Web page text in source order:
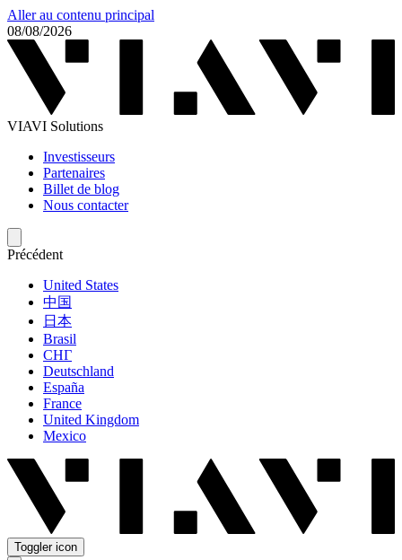
Aller au contenu principal
08/08/2026
VIAVI Solutions
Investisseurs
Partenaires
Billet de blog
Nous contacter
Précédent
United States
中国
日本
Brasil
СНГ
Deutschland
España
France
United Kingdom
Mexico
Toggler icon